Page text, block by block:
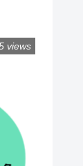
views